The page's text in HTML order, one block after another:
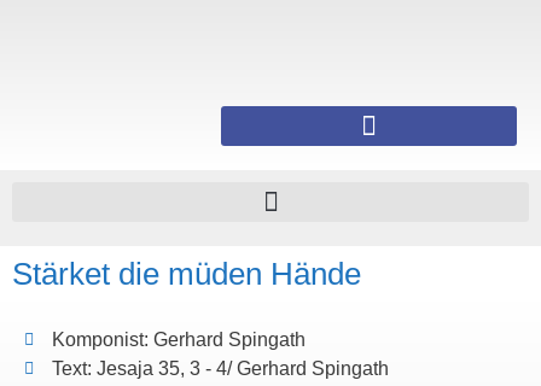
Stärket die müden Hände
Komponist: Gerhard Spingath
Text: Jesaja 35, 3 - 4/ Gerhard Spingath